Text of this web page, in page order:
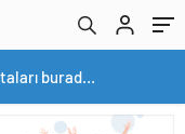
Yerli otomobil TOGG’un ustaları burada yetişecek